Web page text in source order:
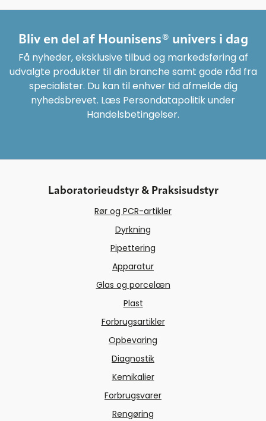
Bliv en del af Hounisens® univers i dag
Få nyheder, eksklusive tilbud og markedsføring af
udvalgte produkter til din branche samt gode råd fra
specialister. Du kan til enhver tid afmelde dig
nyhedsbrevet. Læs Persondatapolitik under
Handelsbetingelser.
Laboratorieudstyr & Praksisudstyr
Rør og PCR-artikler
Dyrkning
Pipettering
Apparatur
Glas og porcelæn
Plast
Forbrugsartikler
Opbevaring
Diagnostik
Kemikalier
Forbrugsvarer
Rengøring